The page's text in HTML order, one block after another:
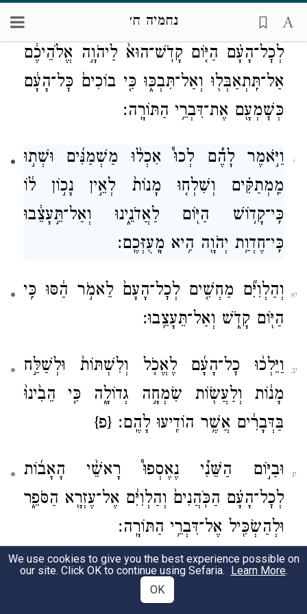
נחמיה ח׳
הַכֹּהֵ֣ן
הַסֹּפֵ֡ר וְהַלְוִיִּם֩ הַמְּבִינִ֨ים אֶת־הָעָ֜ם
לְכׇל־הָעָ֗ם הַיּ֤וֹם קָדֹֽשׁ־הוּא֙ לַיהֹוָ֣ה אֱלֹהֵיכֶ֔ם
אַל־תִּֽתְאַבְּל֖וּ וְאַל־תִּבְכּ֑וּ כִּ֤י בוֹכִים֙ כׇּל־הָעָ֔ם
כְּשׇׁמְעָ֖ם אֶת־דִּבְרֵ֥י הַתּוֹרָֽה׃
י
וַיֹּ֣אמֶר לָהֶ֡ם לְכוּ֩ אִכְל֨וּ מַשְׁמַנִּ֜ים וּשְׁת֣וּ
מַֽמְתַקִּ֗ים וְשִׁלְח֤וּ מָנוֹת֙ לְאֵ֣ין נָכ֣וֹן ל֔וֹ
כִּֽי־קָד֥וֹשׁ הַיּ֖וֹם לַאֲדֹנֵ֑ינוּ וְאַל־תֵּ֣עָצֵ֔בוּ
כִּֽי־חֶדְוַ֥ת יְהֹוָ֖ה הִ֥יא מָֽעֻזְּכֶֽם׃
יא
וְהַלְוִיִּ֞ם מַחְשִׁ֤ים לְכׇל־הָעָם֙ לֵאמֹ֣ר הַ֔סּוּ כִּ֥י
הַיּ֖וֹם קָדֹ֑שׁ וְאַל־תֵּעָצֵֽבוּ׃
יב
וַיֵּלְכ֨וּ כׇל־הָעָ֜ם לֶאֱכֹ֤ל וְלִשְׁתּוֹת֙ וּלְשַׁלַּ֣ח
מָנ֔וֹת וְלַעֲשׂ֖וֹת שִׂמְחָ֣ה גְדוֹלָ֑ה כִּ֤י הֵבִ֙ינוּ֙
בַּדְּבָרִ֔ים אֲשֶׁ֥ר הוֹדִ֖יעוּ לָהֶֽם׃ {פ}
יג
וּבַיּ֣וֹם הַשֵּׁנִ֡י נֶאֶסְפוּ֩ רָאשֵׁ֨י הָאָב֜וֹת
לְכׇל־הָעָ֗ם הַכֹּֽהֲנִים֙ וְהַלְוִיִּ֔ם אֶל־עֶזְרָ֖א הַסֹּפֵ֑ר
וּלְהַשְׂכִּ֖יל אֶל־דִּבְרֵ֥י הַתּוֹרָֽה׃
וַֽיִּמְצְא֖וּ כָּת֣וּב בַּתּוֹרָ֑ה אֲשֶׁ֨ר צִוָּ֤ה יְהֹוָה֙
בְּיַד־מֹשֶׁ֔ה אֲשֶׁר֩ יֵשְׁב֨וּ בְנֵֽי־יִשְׂרָאֵ֧ל בַּסֻּכּ֛וֹת
We use cookies to give you the best experience possible on
our site. Click OK to continue using Sefaria. Learn More.
OK